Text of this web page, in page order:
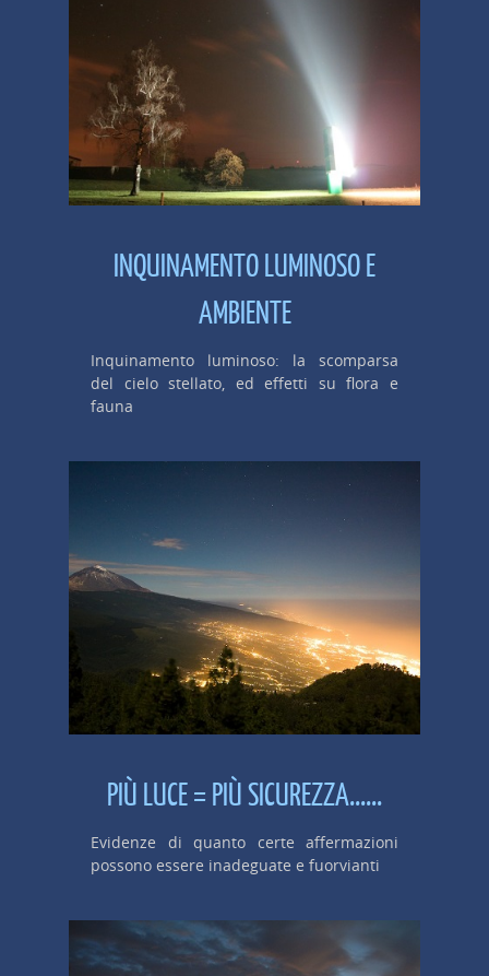
INQUINAMENTO LUMINOSO E
AMBIENTE
Inquinamento luminoso: la scomparsa
del cielo stellato, ed effetti su flora e
fauna
PIÙ LUCE = PIÙ SICUREZZA......
Evidenze di quanto certe affermazioni
possono essere inadeguate e fuorvianti